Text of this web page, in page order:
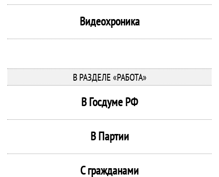
Видеохроника
В РАЗДЕЛЕ «РАБОТА»
В Госдуме РФ
В Партии
С гражданами